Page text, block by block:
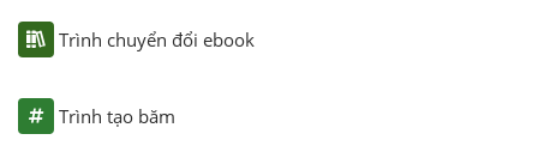
Trình chuyển đổi ebook
Trình tạo băm